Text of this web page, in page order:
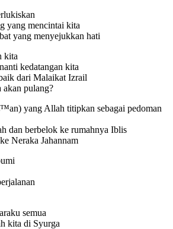
yang mencintai kita
yang menyejukkan hati
kita
kedatangan kita
dari Malaikat Izrail
akan pulang?
yang Allah titipkan sebagai pedoman
dan berbelok ke rumahnya Iblis
Neraka Jahannam
semua
kita di Syurga